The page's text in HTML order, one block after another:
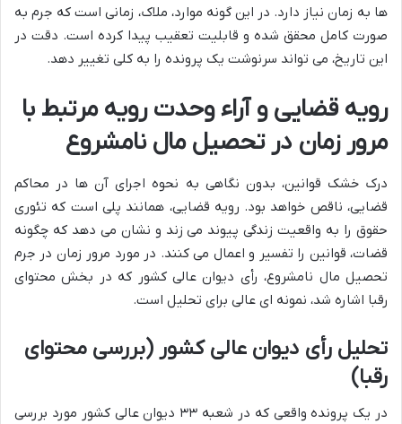
ها به زمان نیاز دارد. در این گونه موارد، ملاک، زمانی است که جرم به
صورت کامل محقق شده و قابلیت تعقیب پیدا کرده است. دقت در
این تاریخ، می تواند سرنوشت یک پرونده را به کلی تغییر دهد.
رویه قضایی و آراء وحدت رویه مرتبط با
مرور زمان در تحصیل مال نامشروع
درک خشک قوانین، بدون نگاهی به نحوه اجرای آن ها در محاکم
قضایی، ناقص خواهد بود. رویه قضایی، همانند پلی است که تئوری
حقوق را به واقعیت زندگی پیوند می زند و نشان می دهد که چگونه
قضات، قوانین را تفسیر و اعمال می کنند. در مورد مرور زمان در جرم
تحصیل مال نامشروع، رأی دیوان عالی کشور که در بخش محتوای
رقبا اشاره شد، نمونه ای عالی برای تحلیل است.
تحلیل رأی دیوان عالی کشور (بررسی محتوای
رقبا)
در یک پرونده واقعی که در شعبه ۳۳ دیوان عالی کشور مورد بررسی